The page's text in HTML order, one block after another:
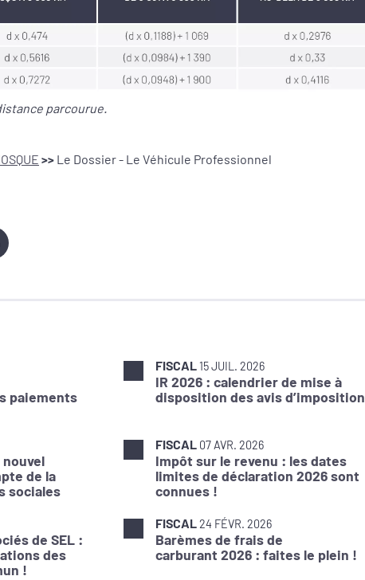
parcourue.
>> Le Dossier - Le Véhicule Professionnel
paiements
FISCAL15 JUIL. 2026
IR 2026 : calendrier de mise à
disposition des avis d’imposition
de la
sociales
FISCAL 07 AVR. 2026
Impôt sur le revenu : les dates
limites de déclaration 2026 sont
connues !
de SEL :
des
!
FISCAL24 FÉVR. 2026
Barèmes de frais de
carburant 2026 : faites le plein !